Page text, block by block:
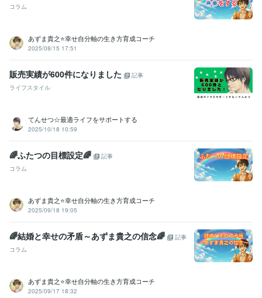
コラム
あずま貴之⭐幸せ自分軸の生き方育成コーチ
2025/08/15 17:51
販売実績が600件になりました
記事
ライフスタイル
てんせつ☆最適ライフをサポートする
2025/10/18 10:59
🌈ふたつの目標設定🌈
記事
コラム
あずま貴之⭐幸せ自分軸の生き方育成コーチ
2025/09/18 19:05
🌈結婚と幸せの矛盾～あずま貴之の信念🌈
記事
コラム
あずま貴之⭐幸せ自分軸の生き方育成コーチ
2025/09/17 18:32